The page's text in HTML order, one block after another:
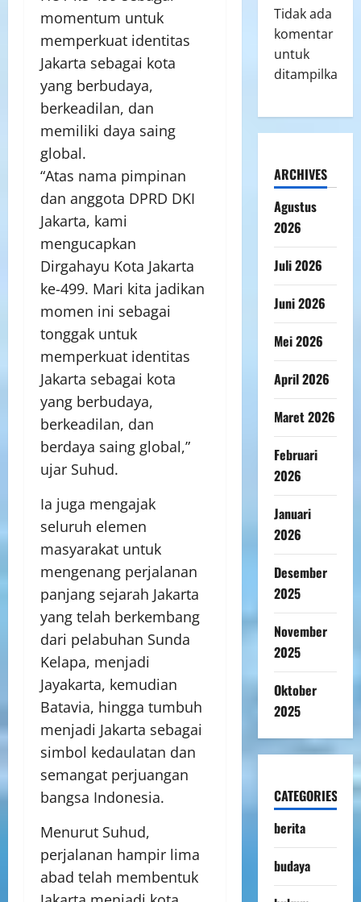
momentum untuk
memperkuat identitas
Jakarta sebagai kota
yang berbudaya,
berkeadilan, dan
memiliki daya saing
global.
“Atas nama pimpinan
dan anggota DPRD DKI
Jakarta, kami
mengucapkan
Dirgahayu Kota Jakarta
ke-499. Mari kita jadikan
momen ini sebagai
tonggak untuk
memperkuat identitas
Jakarta sebagai kota
yang berbudaya,
berkeadilan, dan
berdaya saing global,”
ujar Suhud.
Ia juga mengajak
seluruh elemen
masyarakat untuk
mengenang perjalanan
panjang sejarah Jakarta
yang telah berkembang
dari pelabuhan Sunda
Kelapa, menjadi
Jayakarta, kemudian
Batavia, hingga tumbuh
menjadi Jakarta sebagai
simbol kedaulatan dan
semangat perjuangan
bangsa Indonesia.
Menurut Suhud,
perjalanan hampir lima
abad telah membentuk
Tidak ada
komentar
untuk
ditampilkan.
ARCHIVES
Agustus
2026
Juli 2026
Juni 2026
Mei 2026
April 2026
Maret 2026
Februari
2026
Januari
2026
Desember
2025
November
2025
Oktober
2025
CATEGORIES
berita
budaya